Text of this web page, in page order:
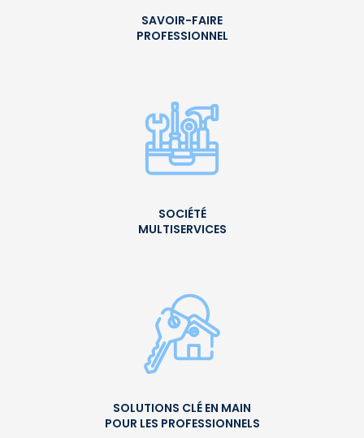
SAVOIR-FAIRE
PROFESSIONNEL
SOCIÉTÉ
MULTISERVICES
SOLUTIONS CLÉ EN MAIN
POUR LES PROFESSIONNELS